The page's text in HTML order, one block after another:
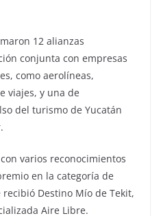
12 alianzas
conjunta con empresas
como aerolíneas,
viajes, y una de
del turismo de Yucatán
varios reconocimientos
en la categoría de
Destino Mío de Tekit,
Aire Libre.